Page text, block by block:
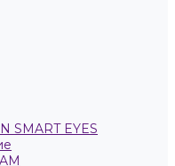
SMART EYES